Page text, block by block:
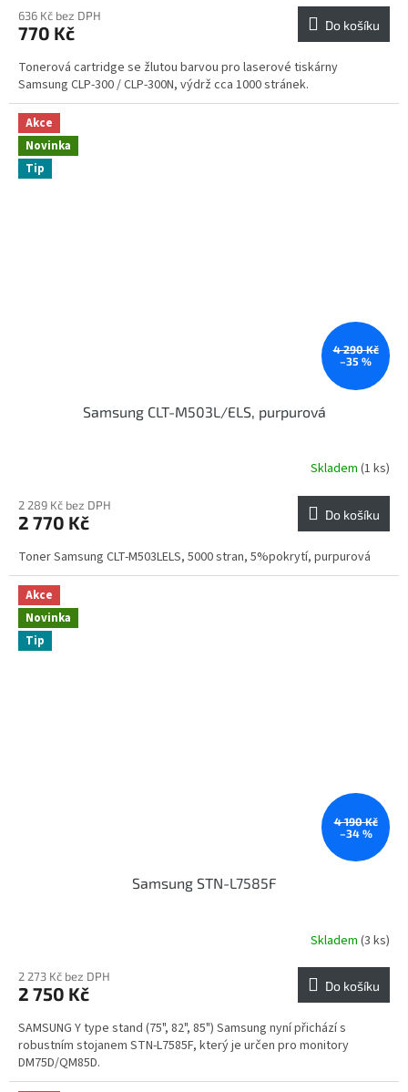
636 Kč bez DPH
770 Kč Do košíku
Tonerová cartridge se žlutou barvou pro laserové tiskárny
Samsung CLP-300 / CLP-300N, výdrž cca 1000 stránek.
Akce
Novinka
Tip
4 290 Kč
–35 %
Samsung CLT-M503L/ELS, purpurová
Skladem (1 ks)
2 289 Kč bez DPH
2 770 Kč Do košíku
Toner Samsung CLT-M503LELS, 5000 stran, 5%pokrytí, purpurová
Akce
Novinka
Tip
4 190 Kč
–34 %
Samsung STN-L7585F
Skladem (3 ks)
2 273 Kč bez DPH
2 750 Kč Do košíku
SAMSUNG Y type stand (75", 82", 85") Samsung nyní přichází s
robustním stojanem STN-L7585F, který je určen pro monitory
DM75D/QM85D.